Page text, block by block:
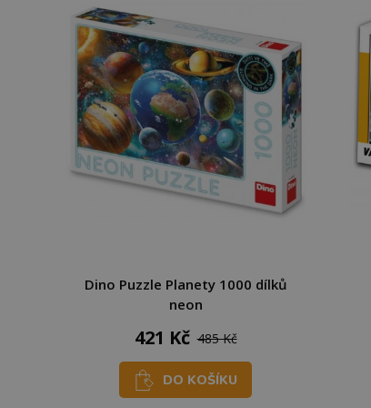
Dino Puzzle Planety 1000 dílků
neon
421 Kč 485 Kč
DO KOŠÍKU